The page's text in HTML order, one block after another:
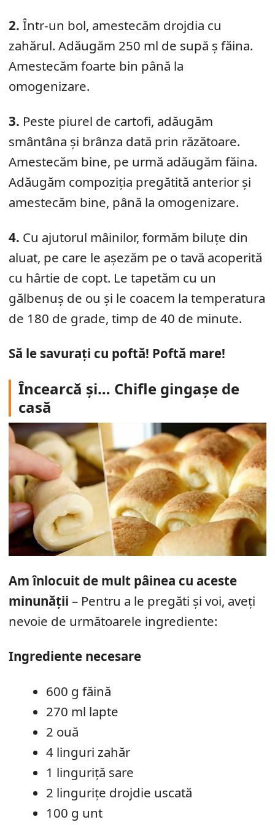
2. Într-un bol, amestecăm drojdia cu
zahărul. Adăugăm 250 ml de supă ș făina.
Amestecăm foarte bin până la
omogenizare.
3. Peste piurel de cartofi, adăugăm
smântâna și brânza dată prin răzătoare.
Amestecăm bine, pe urmă adăugăm făina.
Adăugăm compoziția pregătită anterior și
amestecăm bine, până la omogenizare.
4. Cu ajutorul mâinilor, formăm biluțe din
aluat, pe care le așezăm pe o tavă acoperită
cu hârtie de copt. Le tapetăm cu un
gălbenuș de ou și le coacem la temperatura
de 180 de grade, timp de 40 de minute.
Să le savurați cu poftă! Poftă mare!
Încearcă și… Chifle gingașe de
casă
Am înlocuit de mult pâinea cu aceste
minunății – Pentru a le pregăti și voi, aveți
nevoie de următoarele ingrediente:
Ingrediente necesare
600 g făină
270 ml lapte
2 ouă
4 linguri zahăr
1 linguriță sare
2 lingurițe drojdie uscată
100 g unt